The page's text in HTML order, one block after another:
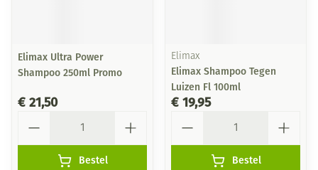
Elimax Ultra Power
Shampoo 250ml Promo
€ 21,50
Bestel
Elimax
Elimax Shampoo Tegen
Luizen Fl 100ml
€ 19,95
Bestel